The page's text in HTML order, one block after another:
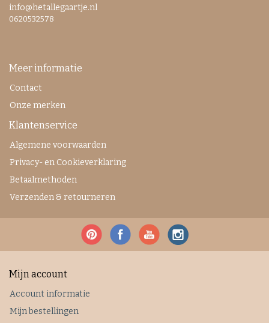
info@hetallegaartje.nl
0620532578
Meer informatie
Contact
Onze merken
Klantenservice
Algemene voorwaarden
Privacy- en Cookieverklaring
Betaalmethoden
Verzenden & retourneren
Mijn account
Account informatie
Mijn bestellingen